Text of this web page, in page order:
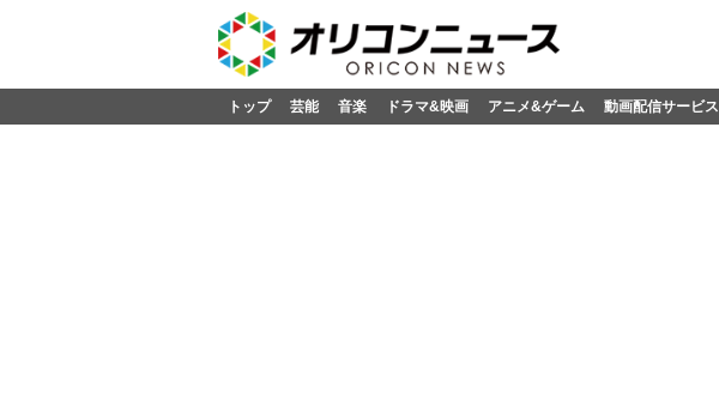
トップ 芸能 音楽 ドラマ&映画 アニメ&ゲーム 動画配信サービス